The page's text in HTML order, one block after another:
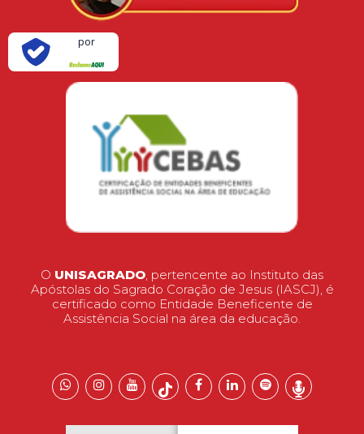
por
O UNISAGRADO, pertencente ao Instituto das
Apóstolas do Sagrado Coração de Jesus (IASCJ), é
certificado como Entidade Beneficente de
Assistência Social na área da educação.